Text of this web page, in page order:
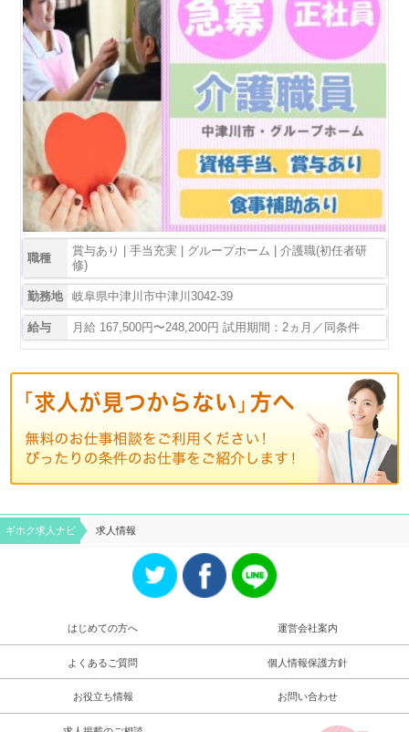
職種
賞与あり | 手当充実 | グループホーム | 介護職(初任者研
修)
勤務地 岐阜県中津川市中津川3042-39
給与 月給 167,500円〜248,200円 試用期間：2ヵ月／同条件
ギホク求⼈ナビ 求人情報
はじめての方へ 運営会社案内
よくあるご質問 個人情報保護方針
お役立ち情報 お問い合わせ